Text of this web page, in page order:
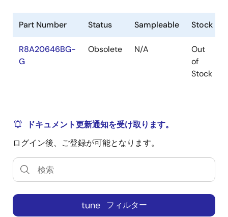
Part Number Status Sampleable Stock
R8A20646BG-
G
Obsolete N/A
Out
of
Stock
ドキュメント更新通知を受け取ります。
ログイン後、ご登録が可能となります。
tune フィルター